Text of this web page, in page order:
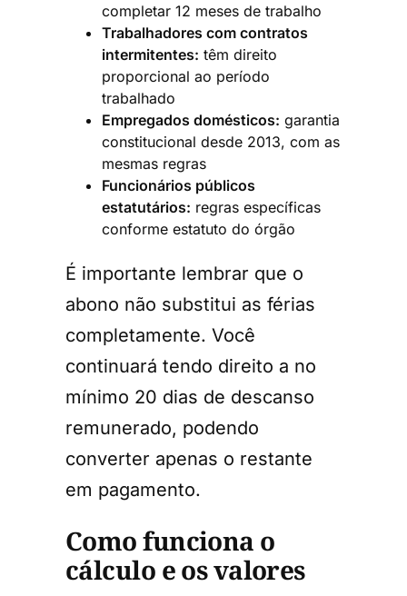
completar 12 meses de trabalho
Trabalhadores com contratos
intermitentes: têm direito
proporcional ao período
trabalhado
Empregados domésticos: garantia
constitucional desde 2013, com as
mesmas regras
Funcionários públicos
estatutários: regras específicas
conforme estatuto do órgão
É importante lembrar que o
abono não substitui as férias
completamente. Você
continuará tendo direito a no
mínimo 20 dias de descanso
remunerado, podendo
converter apenas o restante
em pagamento.
Como funciona o
cálculo e os valores